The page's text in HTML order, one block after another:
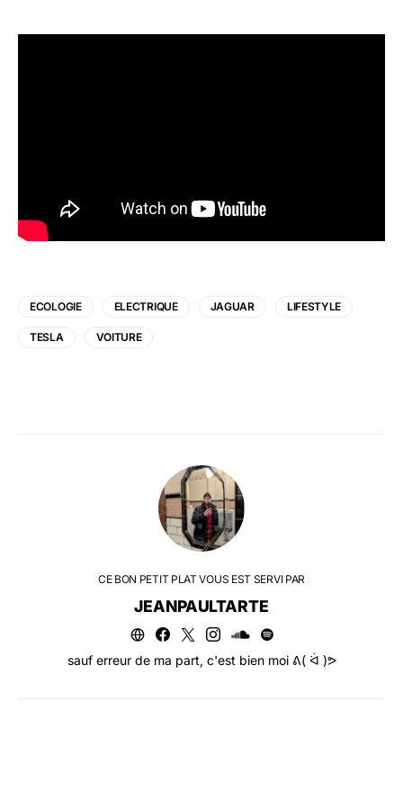
ECOLOGIE ELECTRIQUE JAGUAR LIFESTYLE
TESLA VOITURE
CE BON PETIT PLAT VOUS EST SERVI PAR
JEANPAULTARTE
sauf erreur de ma part, c'est bien moi ᕕ( ᐛ )ᕗ